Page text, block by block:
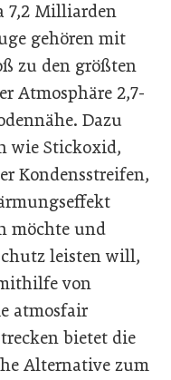
7,2 Milliarden
gehören mit
zu den größten
Atmosphäre 2,7-
Dazu
wie Stickoxid,
Kondensstreifen,
möchte und
leisten will,
von
atmosfair
bietet die
Alternative zum